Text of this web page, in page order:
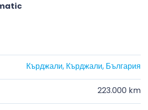
Кърджали, Кърджали, България
223.000 km